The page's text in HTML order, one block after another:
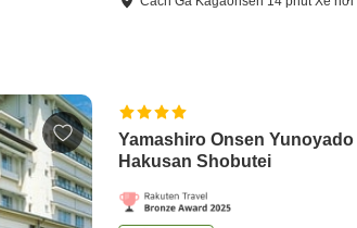
Yamashiro Onsen Yunoyado
Hakusan Shobutei